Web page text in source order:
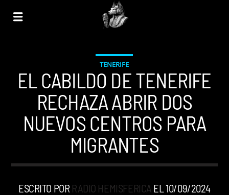
TENERIFE
EL CABILDO DE TENERIFE
RECHAZA ABRIR DOS
NUEVOS CENTROS PARA
MIGRANTES
ESCRITO POR RADIO HEMISFERICA EL 10/09/2024